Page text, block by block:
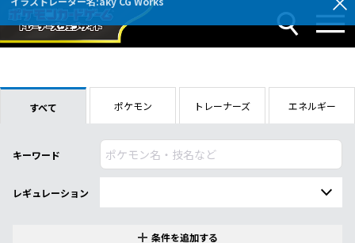
すべて ポケモン トレーナーズ エネルギー
キーワード
レギュレーション
条件を追加する